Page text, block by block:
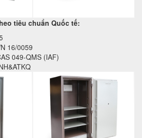
tiêu chuẩn Quốc tế:
16/0059
049-QMS (IAF)